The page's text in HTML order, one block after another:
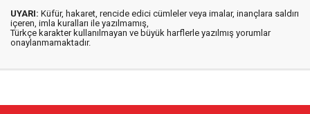
UYARI: Küfür, hakaret, rencide edici cümleler veya imalar, inançlara saldırı
içeren, imla kuralları ile yazılmamış,
Türkçe karakter kullanılmayan ve büyük harflerle yazılmış yorumlar
onaylanmamaktadır.